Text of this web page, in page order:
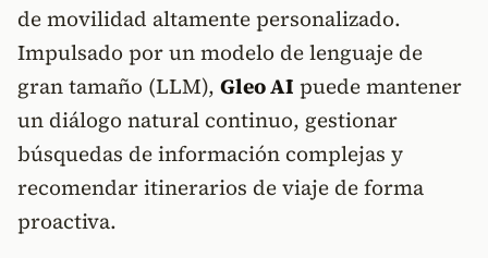
de movilidad altamente personalizado.
Impulsado por un modelo de lenguaje de
gran tamaño (LLM), Gleo AI puede mantener
un diálogo natural continuo, gestionar
búsquedas de información complejas y
recomendar itinerarios de viaje de forma
proactiva.